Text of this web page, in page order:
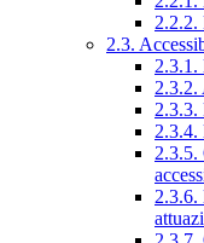
2.2.2.
2.3.
2.3.1.
2.3.2.
2.3.3.
2.3.4.
2.3.5.
2.3.6.